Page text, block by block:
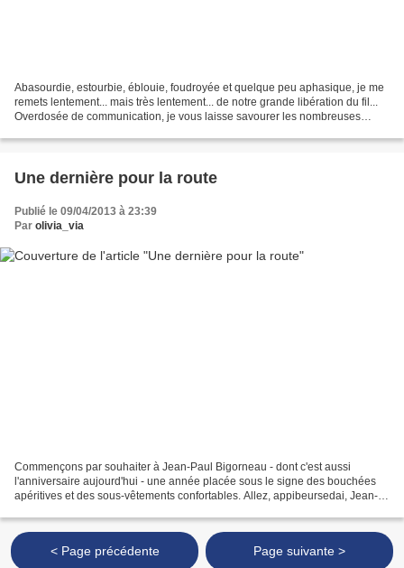
Abasourdie, estourbie, éblouie, foudroyée et quelque peu aphasique, je me
remets lentement... mais très lentement... de notre grande libération du fil...
Overdosée de communication, je vous laisse savourer les nombreuses
Une dernière pour la route
Publié le 09/04/2013 à 23:39
Par olivia_via
Commençons par souhaiter à Jean-Paul Bigorneau - dont c'est aussi
l'anniversaire aujourd'hui - une année placée sous le signe des bouchées
apéritives et des sous-vêtements confortables. Allez, appibeursedai, Jean-
< Page précédente Page suivante >